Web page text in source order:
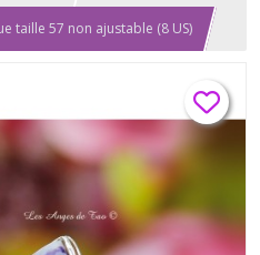
taille 57 non ajustable (8 US)